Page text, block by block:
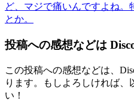
ど、マジで痛いんですよね
とか。
投稿への感想などは
この投稿への感想などは、
ります。もしよろしければ、
い！